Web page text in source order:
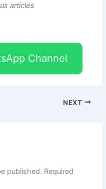
articles
Channel
NEXT
published. Required